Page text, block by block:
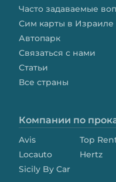
Часто задаваемые
Сим карты в Израиле
Автопарк
Связаться с нами
Статьи
Все страны
Компании по
Avis
Locauto
Sicily By Car
Top
Hertz